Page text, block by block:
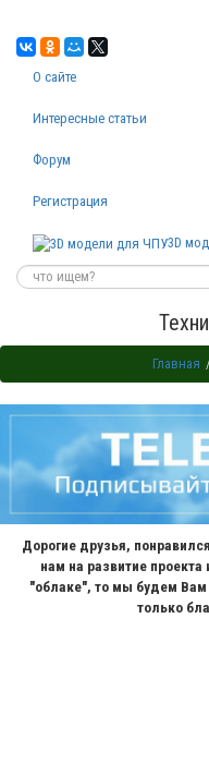
О сайте
Интересные статьи
Форум
Регистрация
3D
Главная
Дорогие друзья,
нам на развитие
"облаке", то мы будем
только